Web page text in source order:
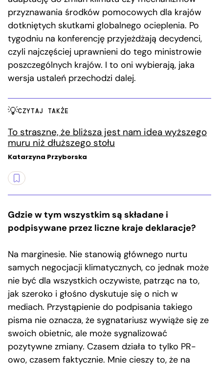
przyznawania środków pomocowych dla krajów
dotkniętych skutkami globalnego ocieplenia. Po
tygodniu na konferencję przyjeżdżają decydenci,
czyli najczęściej uprawnieni do tego ministrowie
poszczególnych krajów. I to oni wybierają, jaka
wersja ustaleń przechodzi dalej.
CZYTAJ TAKŻE
To straszne, że bliższa jest nam idea wyższego
muru niż dłuższego stołu
Katarzyna Przyborska
Gdzie w tym wszystkim są składane i
podpisywane przez liczne kraje deklaracje?
Na marginesie. Nie stanowią głównego nurtu
samych negocjacji klimatycznych, co jednak może
nie być dla wszystkich oczywiste, patrząc na to,
jak szeroko i głośno dyskutuje się o nich w
mediach. Przystąpienie do podpisania takiego
pisma nie oznacza, że sygnatariusz wywiąże się ze
swoich obietnic, ale może sygnalizować
pozytywne zmiany. Czasem działa to tylko PR-
owo, czasem faktycznie. Mnie cieszy to, że na